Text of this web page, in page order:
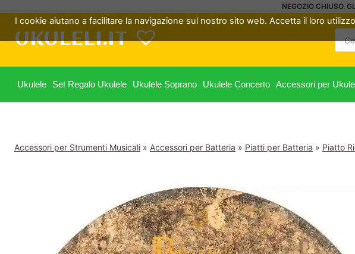
contenuto
NEGOZIO CHIUSO.
UKULELI.IT
Ukulele Set Regalo Ukulele Ukulele Soprano Ukulele Concerto Accessori per
Accessori per Strumenti Musicali » Accessori per Batteria » Piatti per Batteria » Piatto
I cookie aiutano a facilitare la navigazione sul nostro sito web. Accetta il loro